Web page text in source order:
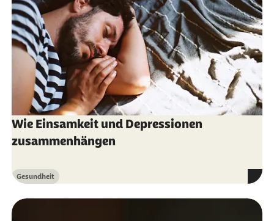
optimalen Vorbereitung und Bewältigung von
Prüfungen (2017)
Lydia Fehm und Thomas Fydrich: Prüfungsangst
(2011)
Helga Knigge-Illner: Prüfungsangst besiegen – Wie
Sie Herausforderungen souverän meistern (2010)
Irene Warnecke: Prüfungsangst bewältigen (2018)
Wie Einsamkeit und Depressionen
zusammenhängen
Kategorie
Gesundheit